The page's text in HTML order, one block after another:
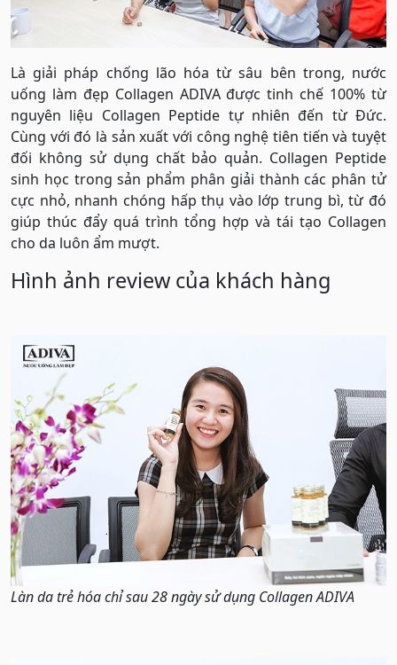
Là giải pháp chống lão hóa từ sâu bên trong, nước
uống làm đẹp Collagen ADIVA được tinh chế 100% từ
nguyên liệu Collagen Peptide tự nhiên đến từ Đức.
Cùng với đó là sản xuất với công nghệ tiên tiến và tuyệt
đối không sử dụng chất bảo quản. Collagen Peptide
sinh học trong sản phẩm phân giải thành các phân tử
cực nhỏ, nhanh chóng hấp thụ vào lớp trung bì, từ đó
giúp thúc đẩy quá trình tổng hợp và tái tạo Collagen
cho da luôn ẩm mượt.
Hình ảnh review của khách hàng
Làn da trẻ hóa chỉ sau 28 ngày sử dụng Collagen ADIVA